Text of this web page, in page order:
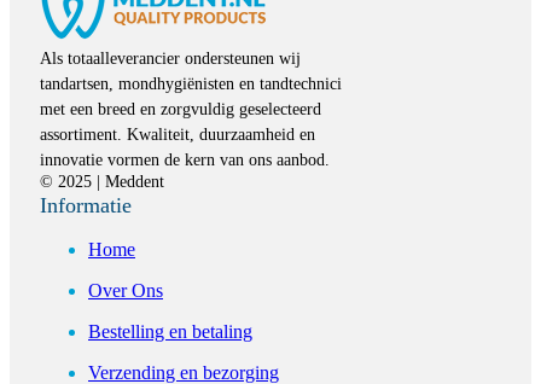
Als totaalleverancier ondersteunen wij
tandartsen, mondhygiënisten en tandtechnici
met een breed en zorgvuldig geselecteerd
assortiment. Kwaliteit, duurzaamheid en
innovatie vormen de kern van ons aanbod.
© 2025 | Meddent
Informatie
Home
Over Ons
Bestelling en betaling
Verzending en bezorging